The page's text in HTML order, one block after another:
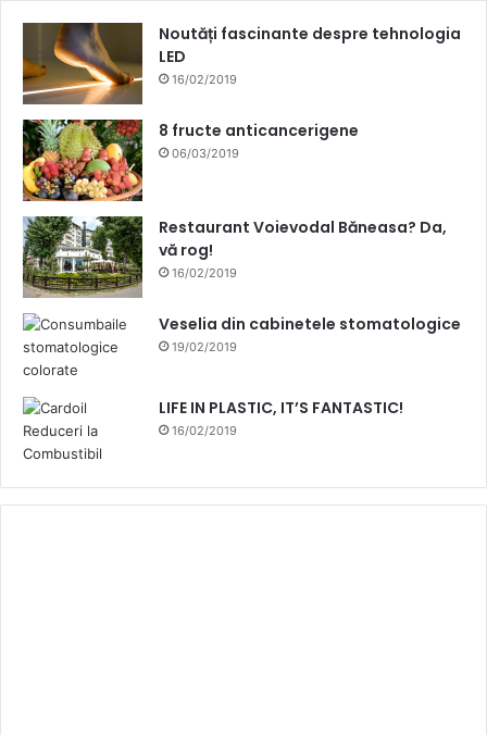
AirHelp, vă va taxa cu 25 % din suma recuperată de la
compania aeriană. Și atunci puteți folosi despăgubirea
pentru altedestinatii de visși toată lumea e fericită!
Simplu ca „Bună ziua” ? 🙂
destinatii de vis
zboruri zboruri întârziate
Noutăți fascinante despre tehnologia
LED
16/02/2019
8 fructe anticancerigene
06/03/2019
Restaurant Voievodal Băneasa? Da,
vă rog!
16/02/2019
Veselia din cabinetele stomatologice
19/02/2019
LIFE IN PLASTIC, IT’S FANTASTIC!
16/02/2019